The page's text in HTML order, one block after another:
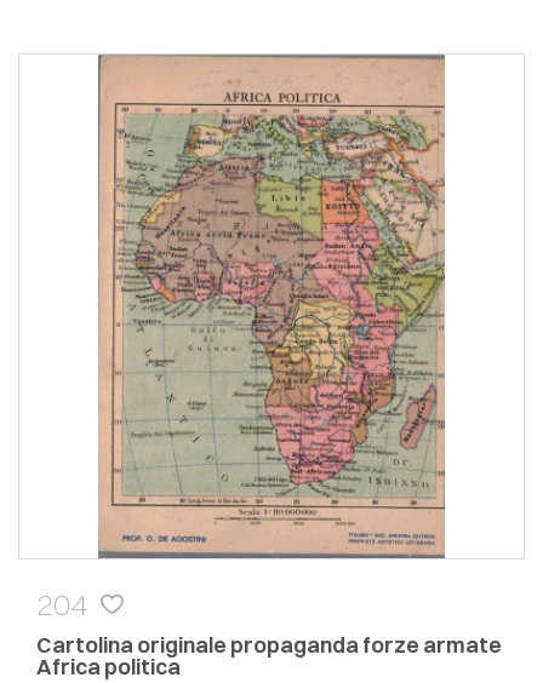
204
Cartolina originale propaganda forze armate
Africa politica